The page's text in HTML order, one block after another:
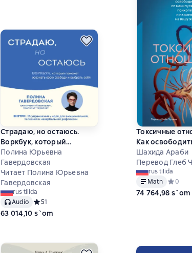
Страдаю, но остаюсь.
Воркбук, который
поможет осознать свою
свободу и выбрать себя
Полина Юрьевна
Гавердовская
Читает Полина Юрьевна
Гавердовская
rus tilida
Audio
Средний рейтинг 5 на основе 1 оценок
51
63 014,10 s`om
Токсичные
Как
манипуляторов,
психопатов и
на вашу жизнь
Шахида Араби
Перевод Глеб
rus tilida
Matn
0
74 764,98 s`om